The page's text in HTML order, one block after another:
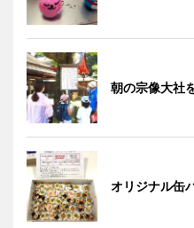
朝の宗像大社
オリジナル缶